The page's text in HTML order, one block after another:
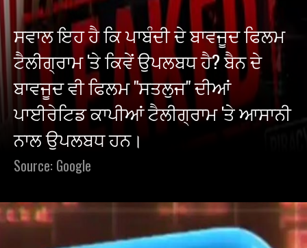
ਸਵਾਲ ਇਹ ਹੈ ਕਿ ਪਾਬੰਦੀ ਦੇ ਬਾਵਜੂਦ ਫਿਲਮ
ਟੈਲੀਗ੍ਰਾਮ 'ਤੇ ਕਿਵੇਂ ਉਪਲਬਧ ਹੈ? ਬੈਨ ਦੇ
ਬਾਵਜੂਦ ਵੀ ਫਿਲਮ "ਸਤਲੁਜ" ਦੀਆਂ
ਪਾਈਰੇਟਿਡ ਕਾਪੀਆਂ ਟੈਲੀਗ੍ਰਾਮ 'ਤੇ ਆਸਾਨੀ
ਨਾਲ ਉਪਲਬਧ ਹਨ।
Source: Google